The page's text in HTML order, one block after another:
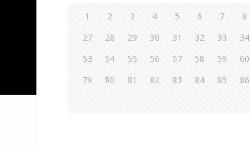
1 2 3 4 5 6 7 8
27
28 29 30 31 32 33 34
53
54 55 56 57 58 59 60
79
80 81 82 83 84 85 86